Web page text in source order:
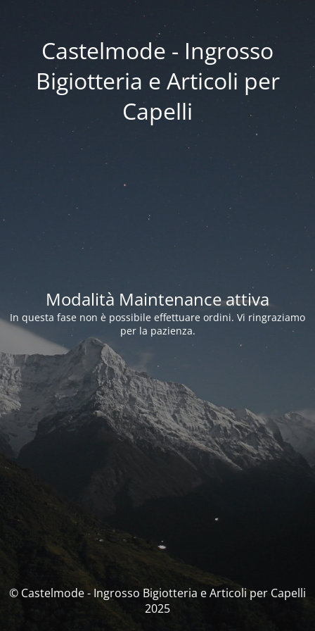
Castelmode - Ingrosso
Bigiotteria e Articoli per
Capelli
Modalità Maintenance attiva
In questa fase non è possibile effettuare ordini. Vi ringraziamo
per la pazienza.
© Castelmode - Ingrosso Bigiotteria e Articoli per Capelli
2025